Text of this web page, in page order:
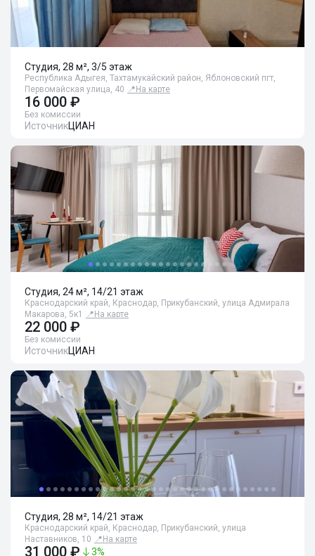
Студия, 28 м², 3/5 этаж
Республика Адыгея, Тахтамукайский район, Яблоновский пгт,
Первомайская улица, 40 📍 На карте
16 000 ₽
Без комиссии
ИсточникЦИАН
Студия, 24 м², 14/21 этаж
Краснодарский край, Краснодар, Прикубанский, улица Адмирала
Макарова, 5к1
📍 На карте
22 000 ₽
Без комиссии
ИсточникЦИАН
Студия, 28 м², 14/21 этаж
Краснодарский край, Краснодар, Прикубанский, улица
Наставников, 10 📍 На карте
31 000 ₽ 3%